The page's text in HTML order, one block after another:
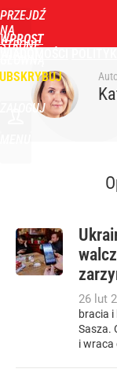
PRZEJDŹ
NA
STRONĘ
WPROST
ZALOGUJ
26 lut
bracia
Sasza.
i wraca